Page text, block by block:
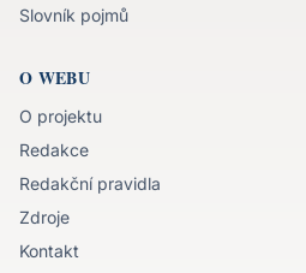
Slovník pojmů
O WEBU
O projektu
Redakce
Redakční pravidla
Zdroje
Kontakt